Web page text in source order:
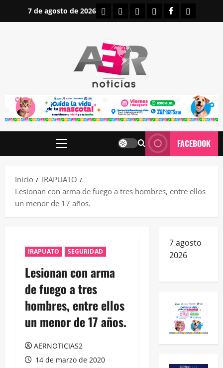
7 de agosto de 2026 INICIOIRAPUATO
ESTATALES
NACIONALES
FACEBOOK
Menú
FACEBOOK
Inicio
IRAPUATO
Lesionan con arma de fuego a tres hombres, entre ellos
un menor de 17 años.
IRAPUATO SEGURIDAD
Lesionan con arma
de fuego a tres
hombres, entre ellos
un menor de 17 años.
AERNOTICIAS2
14 de marzo de 2020
7 agosto
2026